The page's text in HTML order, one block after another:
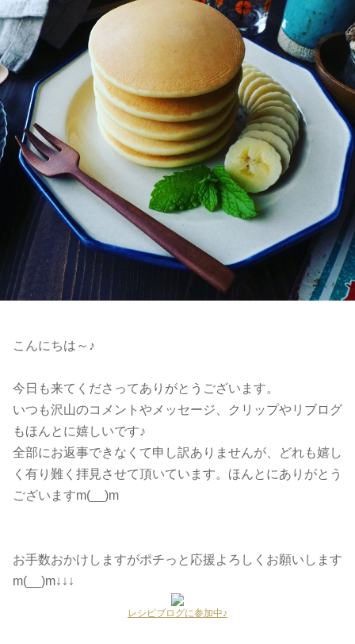
こんにちは～♪
今日も来てくださってありがとうございます。
いつも沢山のコメントやメッセージ、クリップやリブログ
もほんとに嬉しいです♪
全部にお返事できなくて申し訳ありませんが、どれも嬉し
く有り難く拝見させて頂いています。ほんとにありがとう
ございますm(__)m
お手数おかけしますがポチっと応援よろしくお願いします
m(__)m↓↓↓
レシピブログに参加中♪